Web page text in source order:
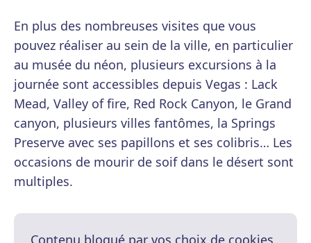
En plus des nombreuses visites que vous
pouvez réaliser au sein de la ville, en particulier
au musée du néon, plusieurs excursions à la
journée sont accessibles depuis Vegas : Lack
Mead, Valley of fire, Red Rock Canyon, le Grand
canyon, plusieurs villes fantômes, la Springs
Preserve avec ses papillons et ses colibris… Les
occasions de mourir de soif dans le désert sont
multiples.
Contenu bloqué par vos choix de cookies